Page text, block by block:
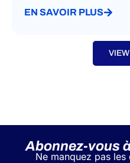
EN SAVOIR PLUS
Abonnez-vous
Ne manquez pas